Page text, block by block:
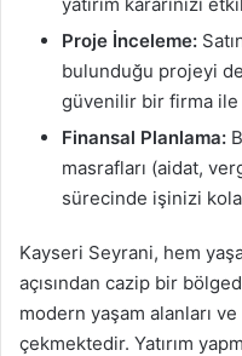
Proje İnceleme:
bulunduğu projeyi
güvenilir bir firma ile
Finansal Planlama:
masrafları (aidat,
sürecinde işinizi
Kayseri Seyrani, hem
açısından cazip bir
modern yaşam alanları
çekmektedir. Yatırım